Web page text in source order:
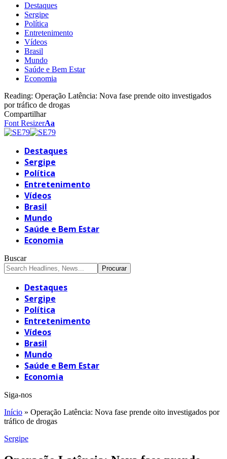
Destaques
Sergipe
Política
Entretenimento
Vídeos
Brasil
Mundo
Saúde e Bem Estar
Economia
Reading: Operação Latência: Nova fase prende oito investigados
por tráfico de drogas
Compartilhar
Font ResizerAa
Destaques
Sergipe
Política
Entretenimento
Vídeos
Brasil
Mundo
Saúde e Bem Estar
Economia
Buscar
Destaques
Sergipe
Política
Entretenimento
Vídeos
Brasil
Mundo
Saúde e Bem Estar
Economia
Siga-nos
Início » Operação Latência: Nova fase prende oito investigados por
tráfico de drogas
Sergipe